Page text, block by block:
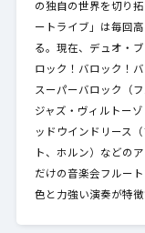
の独自の世界を切り
ートライブ」は毎回
る。現在、デュオ・
ロック！バロック！
スーパーバロック（
ジャズ・ヴィルトー
ッドウインドリース
ト、ホルン）などの
だけの音楽会フルー
色と力強い演奏が特徴